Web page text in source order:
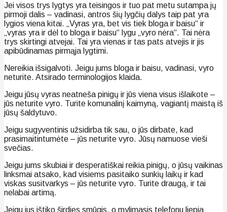
Jei visos trys lygtys yra teisingos ir tuo pat metu sutampa jų
pirmoji dalis – vadinasi, antros šių lygčių dalys taip pat yra
lygios viena kitai. „Vyras yra, bet vis tiek bloga ir baisu“ ir
„vyras yra ir dėl to bloga ir baisu“ lygu „vyro nėra“. Tai nėra
trys skirtingi atvejai. Tai yra vienas ir tas pats atvejis ir jis
apibūdinamas pirmąja lygtimi.
Nereikia išsigalvoti. Jeigu jums bloga ir baisu, vadinasi, vyro
neturite. Atsirado terminologijos klaida.
Jeigu jūsų vyras neatneša pinigų ir jūs viena visus išlaikote –
jūs neturite vyro. Turite komunalinį kaimyną, vagiantį maistą iš
jūsų šaldytuvo.
Jeigu sugyventinis užsidirba tik sau, o jūs dirbate, kad
prasimaitintumėte – jūs neturite vyro. Jūsų namuose vieši
svečias.
Jeigu jums skubiai ir desperatiškai reikia pinigų, o jūsų vaikinas
linksmai atsako, kad visiems pasitaiko sunkių laikų ir kad
viskas susitvarkys – jūs neturite vyro. Turite draugą, ir tai
nelabai artimą.
Jeigu jus ištiko širdies smūgis, o mylimasis telefonu liepia